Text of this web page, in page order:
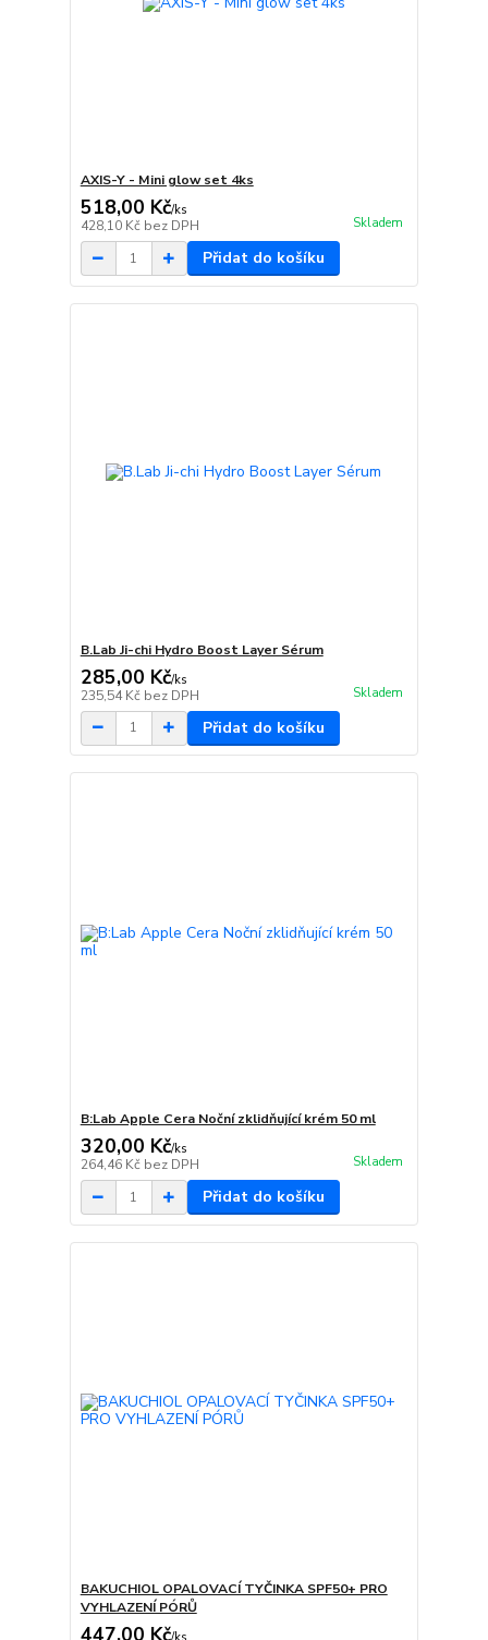
AXIS-Y - Mini glow set 4ks
518,00 Kč/ks
428,10 Kč bez DPH Skladem
Přidat do košíku
B.Lab Ji-chi Hydro Boost Layer Sérum
285,00 Kč/ks
235,54 Kč bez DPH Skladem
Přidat do košíku
B:Lab Apple Cera Noční zklidňující krém 50 ml
320,00 Kč/ks
264,46 Kč bez DPH Skladem
Přidat do košíku
BAKUCHIOL OPALOVACÍ TYČINKA SPF50+ PRO
VYHLAZENÍ PÓRŮ
447,00 Kč/ks